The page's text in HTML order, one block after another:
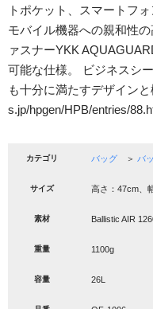
トポケット、スマートフ
モバイル機器への親和性
ァスナーYKK
可能な仕様。 ビジネスシ
も十分に満たすデザイン
s.jp/hpgen/HPB/entries/
カテゴリ バッグ ＞ バ
サイズ 高さ：47cm、
素材 Ballistic AIR
重量 1100g
容量 26L